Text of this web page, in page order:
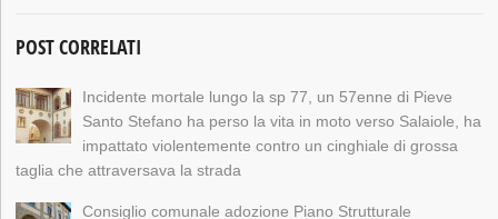
POST CORRELATI
Incidente mortale lungo la sp 77, un 57enne di Pieve
Santo Stefano ha perso la vita in moto verso Salaiole, ha
impattato violentemente contro un cinghiale di grossa
taglia che attraversava la strada
Consiglio comunale adozione Piano Strutturale